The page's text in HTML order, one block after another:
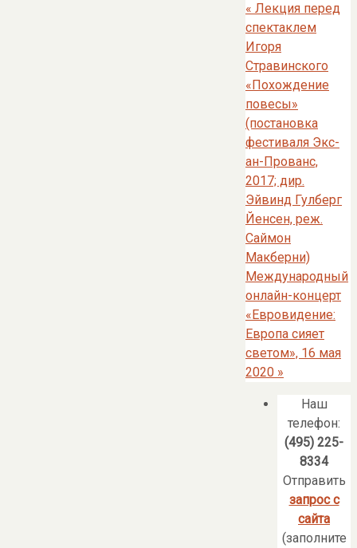
« Лекция перед
спектаклем
Игоря
Стравинского
«Похождение
повесы»
(постановка
фестиваля Экс-
ан-Прованс,
2017; дир.
Эйвинд Гулберг
Йенсен, реж.
Саймон
Макберни)
Международный
онлайн-концерт
«Евровидение:
Европа сияет
светом», 16 мая
2020 »
Наш
телефон:
(495) 225-
8334
Отправить
запрос с
сайта
(заполните